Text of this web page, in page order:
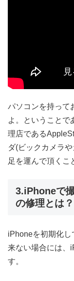
パソコンを持って
よ。ということで
理店である
ダ(ビックカメラ
足を運んで頂くこ
3.iPhoneで
の修理とは？
iPhoneを初期化し
来ない場合には、
す。